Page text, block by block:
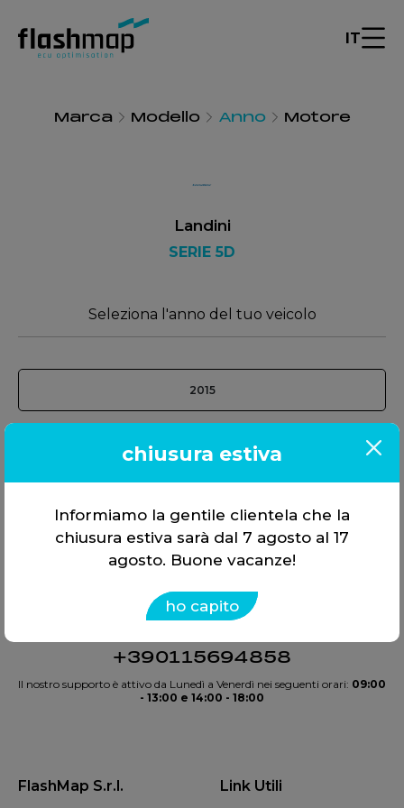
IT
Marca Modello Anno Motore
Landini
SERIE 5D
Seleziona l'anno del tuo veicolo
2015
Offriamo soluzioni, non solo
strumenti. Tutto in
scelta.
+390115694858
Il nostro supporto è attivo da Lunedì a Venerdì nei seguenti orari: 09:00
- 13:00 e 14:00 - 18:00
FlashMap S.r.l. Link Utili
chiusura estiva
Informiamo la gentile clientela che la
chiusura estiva sarà dal 7 agosto al 17
agosto. Buone vacanze!
ho capito